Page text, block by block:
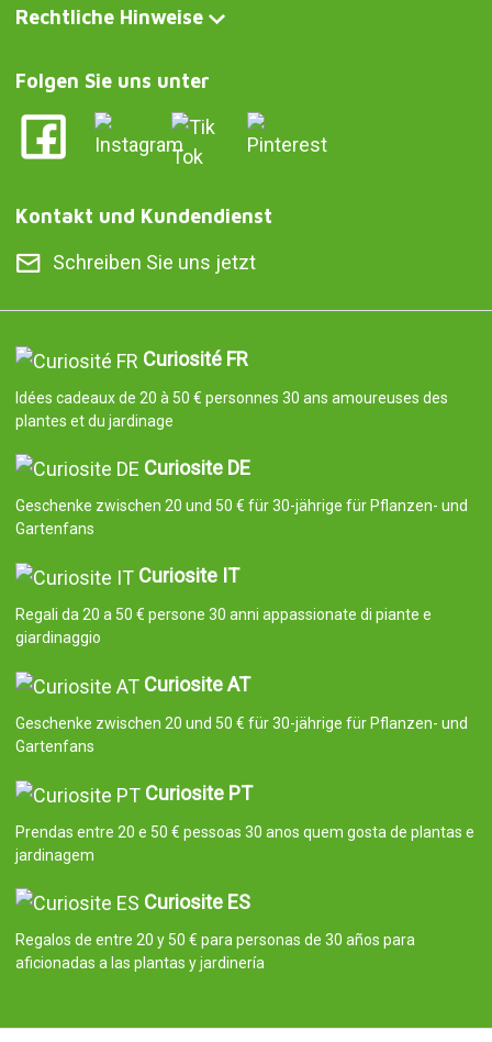
Rechtliche Hinweise
Folgen Sie uns unter
Kontakt und Kundendienst
Schreiben Sie uns jetzt
Curiosité FR
Idées cadeaux de 20 à 50 € personnes 30 ans amoureuses des
plantes et du jardinage
Curiosite DE
Geschenke zwischen 20 und 50 € für 30-jährige für Pflanzen- und
Gartenfans
Curiosite IT
Regali da 20 a 50 € persone 30 anni appassionate di piante e
giardinaggio
Curiosite AT
Geschenke zwischen 20 und 50 € für 30-jährige für Pflanzen- und
Gartenfans
Curiosite PT
Prendas entre 20 e 50 € pessoas 30 anos quem gosta de plantas e
jardinagem
Curiosite ES
Regalos de entre 20 y 50 € para personas de 30 años para
aficionadas a las plantas y jardinería